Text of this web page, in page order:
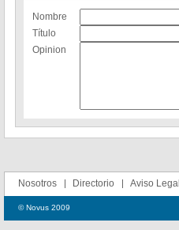
Nombre
Título
Opinion
Nosotros Directorio Aviso Legal
© Novus 2009